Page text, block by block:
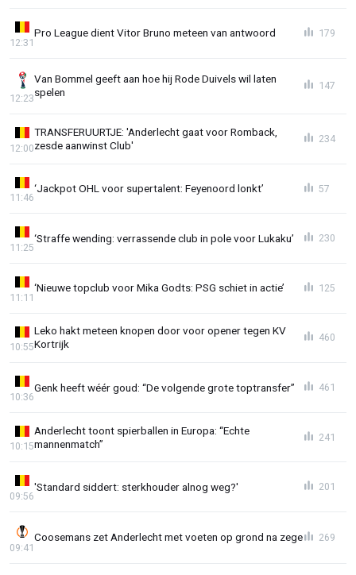
Pro League dient Vitor Bruno meteen van antwoord
12:31
179
Van Bommel geeft aan hoe hij Rode Duivels wil laten
spelen
12:23
147
TRANSFERUURTJE: 'Anderlecht gaat voor Romback,
zesde aanwinst Club'
12:00
234
‘Jackpot OHL voor supertalent: Feyenoord lonkt’
11:46
57
‘Straffe wending: verrassende club in pole voor Lukaku’
11:25
230
‘Nieuwe topclub voor Mika Godts: PSG schiet in actie’
11:11
125
Leko hakt meteen knopen door voor opener tegen KV
Kortrijk
10:55
460
Genk heeft wéér goud: “De volgende grote toptransfer”
10:36
461
Anderlecht toont spierballen in Europa: “Echte
mannenmatch”
10:15
241
'Standard siddert: sterkhouder alnog weg?'
09:56
201
Coosemans zet Anderlecht met voeten op grond na zege
09:41
269